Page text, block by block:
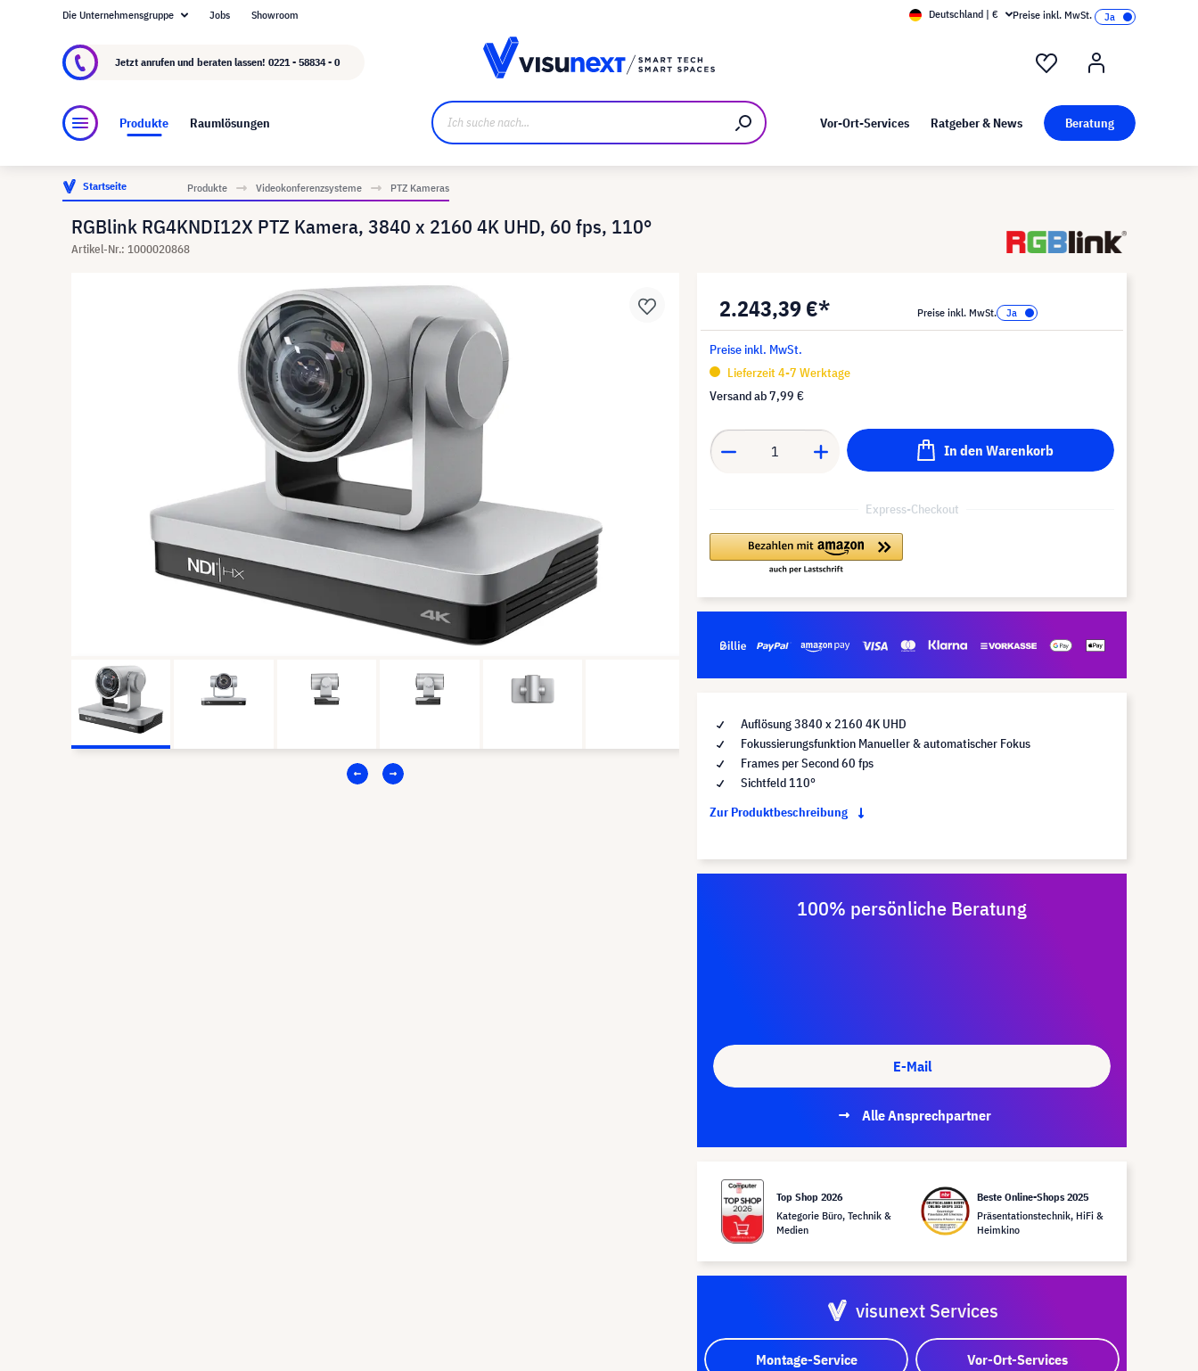
Über visunext.de Kunst bei visunext
Die Unternehmensgruppe Jobs Showroom Deutschland | € Preise inkl. MwSt.
Jetzt anrufen und beraten lassen! 0221 - 58834 - 0
Produkte Raumlösungen Vor-Ort-Services Ratgeber & News Beratung
Startseite Produkte Videokonferenzsysteme PTZ Kameras
RGBlink RG4KNDI12X PTZ Kamera, 3840 x 2160 4K UHD, 60 fps, 110°
Artikel-Nr.: 1000020868
2.243,39 €* Preise inkl. MwSt.
Preise inkl. MwSt.
Lieferzeit 4-7 Werktage
Versand ab7,99 €
In den Warenkorb
Express-Checkout
Auflösung 3840 x 2160 4K UHD
Fokussierungsfunktion Manueller & automatischer Fokus
Frames per Second 60 fps
Sichtfeld 110°
Zur Produktbeschreibung
100% persönliche Beratung
E-Mail
Alle Ansprechpartner
Top Shop 2026
Kategorie Büro, Technik &
Medien
Beste Online-Shops 2025
Präsentationstechnik, HiFi &
Heimkino
visunext Services
Montage-Service Vor-Ort-Services